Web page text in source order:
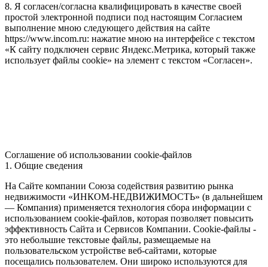
8. Я согласен/согласна квалифицировать в качестве своей
простой электронной подписи под настоящим Согласием
выполнение мною следующего действия на сайте
https://www.incom.ru: нажатие мною на интерфейсе с текстом
«К сайту подключен сервис Яндекс.Метрика, который также
использует файлы cookie» на элемент с текстом «Согласен».
Соглашение об использовании cookie-файлов
1. Общие сведения
На Сайте компании Союза содействия развитию рынка
недвижимости «ИНКОМ-НЕДВИЖИМОСТЬ» (в дальнейшем
— Компания) применяется технология сбора информации с
использованием cookie-файлов, которая позволяет повысить
эффективность Сайта и Сервисов Компании. Сookie-файлы -
это небольшие текстовые файлы, размещаемые на
пользовательском устройстве веб-сайтами, которые
посещались пользователем. Они широко используются для